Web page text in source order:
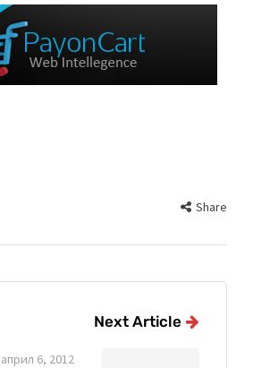
Share
Next Article
април 6, 2012